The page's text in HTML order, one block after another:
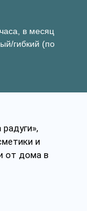
в месяц
гибкий (по
и
от дома в